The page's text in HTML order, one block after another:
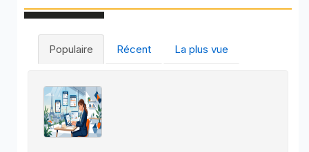
Populaire Récent La plus vue